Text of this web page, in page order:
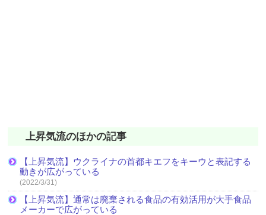
上昇気流のほかの記事
【上昇気流】ウクライナの首都キエフをキーウと表記する
動きが広がっている
(2022/3/31)
【上昇気流】通常は廃棄される食品の有効活用が大手食品
メーカーで広がっている